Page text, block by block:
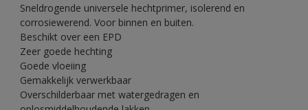
Sneldrogende universele hechtprimer, isolerend en
corrosiewerend. Voor binnen en buiten.
Beschikt over een EPD
Zeer goede hechting
Goede vloeiing
Gemakkelijk verwerkbaar
Overschilderbaar met watergedragen en